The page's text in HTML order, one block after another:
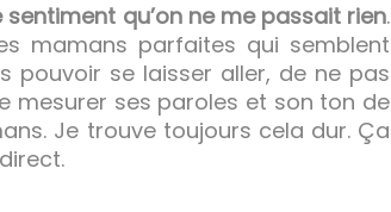
sentiment qu’on ne me passait rien.
mamans parfaites qui semblent
pouvoir se laisser aller, de ne pas
mesurer ses paroles et son ton de
Je trouve toujours cela dur. Ça